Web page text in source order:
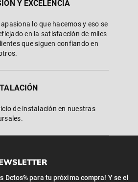
Y EXCELENCIA
apasiona lo que hacemos y eso se
en la satisfacción de miles
que siguen confiando en
de instalación en nuestras
Dctos% para tu próxima compra! Y se el